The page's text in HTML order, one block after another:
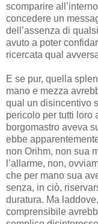
scomparire
concedere un
dell’assenza di
avuto a poter
ricercata qual
E se pur, quella
mano e mezza
qual un disincentivo
pericolo per tutti loro
borgomastro aveva
ebbe
non Orihm, non sua
l’allarme, non,
che per mano sua
senza, in ciò,
duratura. Ma
comprensibile